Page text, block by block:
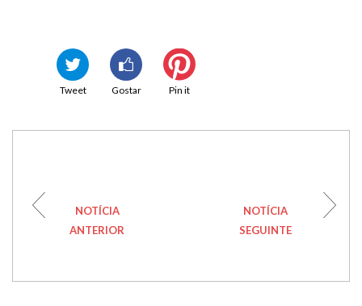
Tweet Gostar Pin it
NOTÍCIA
ANTERIOR
NOTÍCIA
SEGUINTE